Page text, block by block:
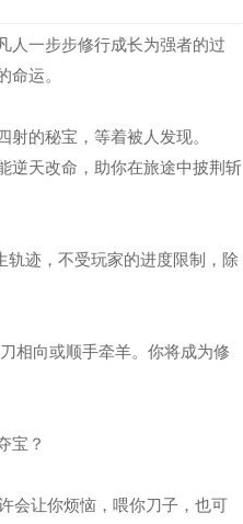
人一步步修行成长为强者的过
运。
的秘宝，等着被人发现。
逆天改命，助你在旅途中披荆斩
轨迹，不受玩家的进度限制，除
相向或顺手牵羊。你将成为修
宝？
会让你烦恼，喂你刀子，也可